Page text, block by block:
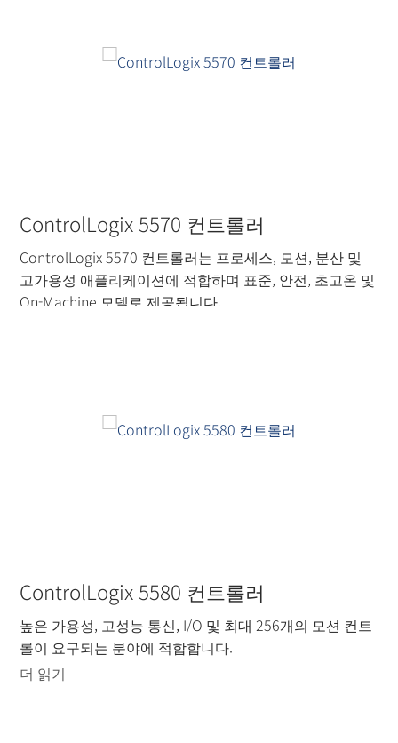
ControlLogix 5570 컨트롤러
ControlLogix 5570 컨트롤러는 프로세스, 모션, 분산 및
고가용성 애플리케이션에 적합하며 표준, 안전, 초고온 및
On-Machine 모델로 제공됩니다.
ControlLogix 5580 컨트롤러
높은 가용성, 고성능 통신, I/O 및 최대 256개의 모션 컨트
롤이 요구되는 분야에 적합합니다.
더 읽기